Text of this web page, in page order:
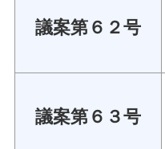
議案第６２号
議案第６３号